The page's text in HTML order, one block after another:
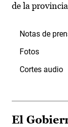
de la provincia
Notas de
Fotos
Cortes audio
El